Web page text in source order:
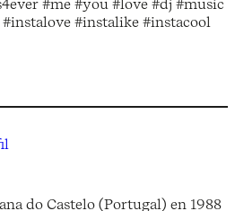
#me #you #love #dj #music
#instalike #instacool
do Castelo (Portugal) en 1988